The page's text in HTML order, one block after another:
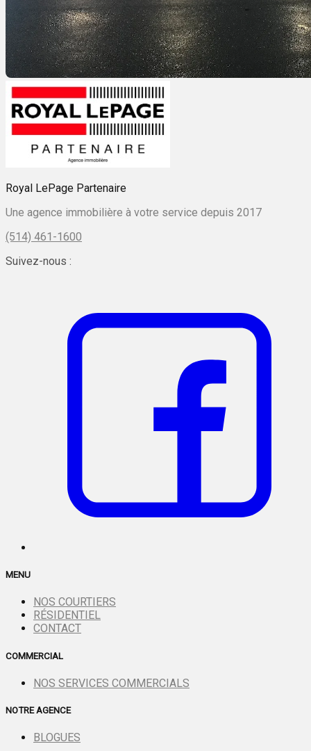
Royal LePage Partenaire
Une agence immobilière à votre service depuis 2017
(514) 461-1600
Suivez-nous :
MENU
NOS COURTIERS
RÉSIDENTIEL
CONTACT
COMMERCIAL
NOS SERVICES COMMERCIALS
NOTRE AGENCE
BLOGUES